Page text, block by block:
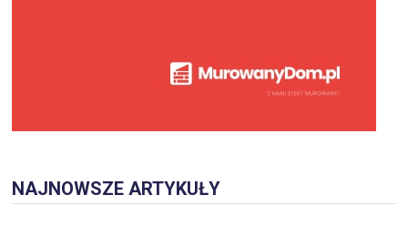
NAJNOWSZE ARTYKUŁY